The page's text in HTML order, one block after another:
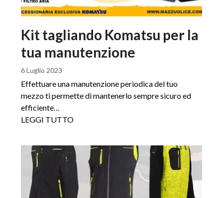
Kit tagliando Komatsu per la
tua manutenzione
6 Luglio 2023
Effettuare una manutenzione periodica del tuo
mezzo ti permette di mantenerlo sempre sicuro ed
efficiente…
LEGGI TUTTO